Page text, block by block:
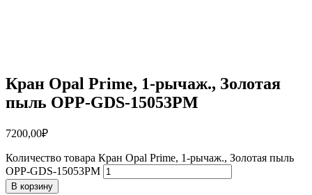
Кран Opal Prime, 1-рычаж., Золотая
пыль OPP-GDS-15053PM
7200,00₽
Количество товара Кран Opal Prime, 1-рычаж., Золотая пыль
OPP-GDS-15053PM
В корзину